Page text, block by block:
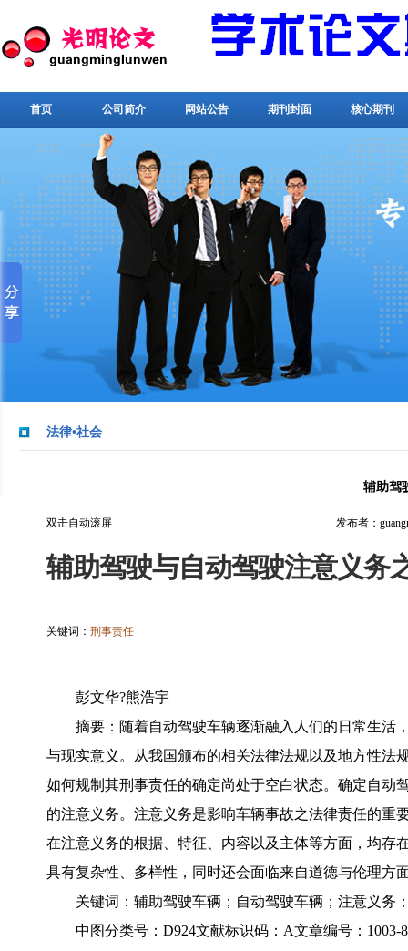
首页 公司简介 网站公告 期刊封面 核心期刊
法律•社会
辅助驾
双击自动滚屏 发布者：
辅助驾驶与自动驾驶注意义务
关键词： 刑事责任
彭文华?熊浩宇
摘要：随着自动驾驶车辆逐渐融入人们的日常生活
与现实意义。从我国颁布的相关法律法规以及地方性法
如何规制其刑事责任的确定尚处于空白状态。确定自动
的注意义务。注意义务是影响车辆事故之法律责任的重
在注意义务的根据、特征、内容以及主体等方面，均存
具有复杂性、多样性，同时还会面临来自道德与伦理方
关键词：辅助驾驶车辆；自动驾驶车辆；注意义务
中图分类号：D924文献标识码：A文章编号：1003-